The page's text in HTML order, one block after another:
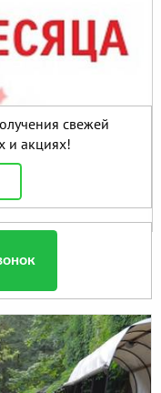
России.
свежей
и акциях!